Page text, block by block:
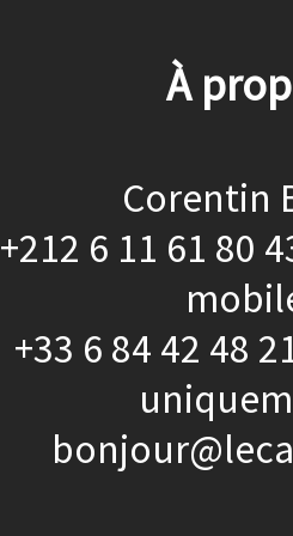
À
Corentin
+212 6 11 61 80
+33 6 84 42 48